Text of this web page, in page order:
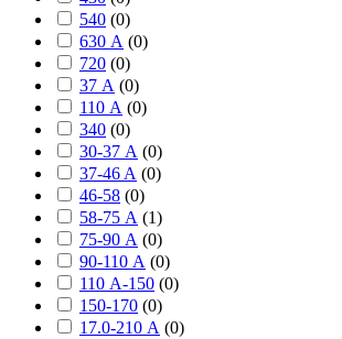
540 (0)
630 А (0)
720 (0)
37 А (0)
110 А (0)
340 (0)
30-37 А (0)
37-46 A (0)
46-58 (0)
58-75 А (1)
75-90 А (0)
90-110 А (0)
110 А-150 (0)
150-170 (0)
17.0-210 А (0)